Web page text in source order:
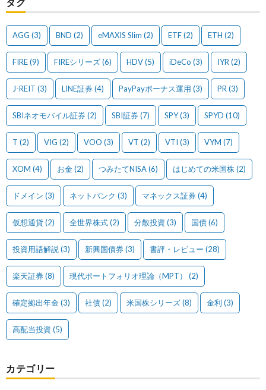
AGG (3) BND (2) eMAXIS Slim (2) ETF(2) ETH (2)
FIRE(9) FIREシリーズ(6) HDV(5) iDeCo (3) IYR (2)
J-REIT (3) LINE証券(4) PayPayボーナス運用 (3) PR (3)
SBIネオモバイル証券(2) SBI証券(7) SPY(3) SPYD (10)
T (2) VIG (2) VOO (3) VT (2) VTI (3) VYM (7)
XOM (4) お金(2) つみたてNISA(6) はじめての米国株(2)
ドメイン (3) ネットバンク (3) マネックス証券(4)
仮想通貨(2) 全世界株式(2) 分散投資 (3) 国債(6)
投資用語解説 (3) 新興国債券(3) 書評・レビュー (28)
楽天証券(8) 現代ポートフォリオ理論（MPT） (2)
確定拠出年金(3) 社債(2) 米国株シリーズ(8) 金利 (3)
高配当投資 (5)
カテゴリー